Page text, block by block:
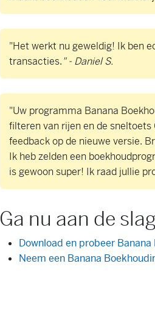
"Het werkt nu geweldig! Ik ben
transacties." - Daniel S.
"Uw programma Banana
filteren van rijen en de
feedback op de nieuwe versie.
Ik heb zelden een
is gewoon super! Ik raad jullie
Ga nu aan de
Download en probeer
Neem een Banana